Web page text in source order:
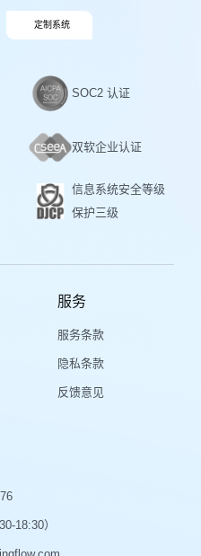
定制系统
SOC2 认证
双软企业认证
信息系统安全等级
保护三级
服务
服务条款
隐私条款
反馈意见
18:30）